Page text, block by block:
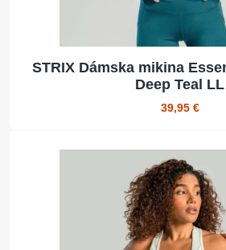
STRIX Dámska mikina
Deep Teal LL
39,95 €